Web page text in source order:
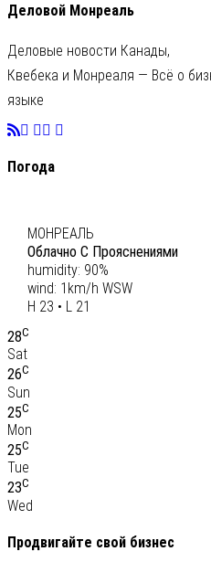
Деловой Монреаль
Деловые новости Канады,
Квебека и Монреаля — Всё о
языке
Погода
МОНРЕАЛЬ
Облачно С Прояснениями
humidity: 90%
wind: 1km/h WSW
H 23 • L 21
28C
Sat
26C
Sun
25C
Mon
25C
Tue
23C
Wed
Продвигайте свой бизнес